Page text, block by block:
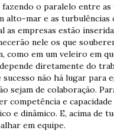
o paralelo entre as
alto-mar e as turbulências
as empresas estão
nele os que
como em um veleiro em
diretamente do
sucesso não há lugar para
sejam de colaboração.
competência e capacidade
e dinâmico. E, acima de
em equipe.